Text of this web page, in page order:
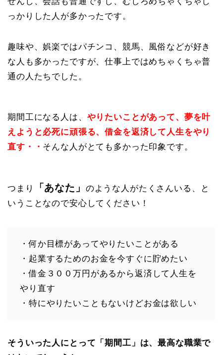
っかりした人が多かったです。
趣味や、娯楽ではパチンコ、競馬、風俗などが好き
な人も多かったですが、仕事上ではめちゃくちゃ普
通の人たちでした。
期間工になる人は、 やりたいことがあって、夢を叶
えようと必死に頑張る、借金を返済して人生をやり
直す・・ そんな人がとても多かった印象です。
つまり 「あなた」 のような人がたくさんいる、と
いうことなので安心してください！
・何か目標があってやりたいことがある
・起業するためのお金を今すぐに貯めたい
・借金３００万円があるから返済して人生を
やり直す
・特にやりたいこともないけどお金は欲しい
そういった人にとって「期間工」は、最高な職業で